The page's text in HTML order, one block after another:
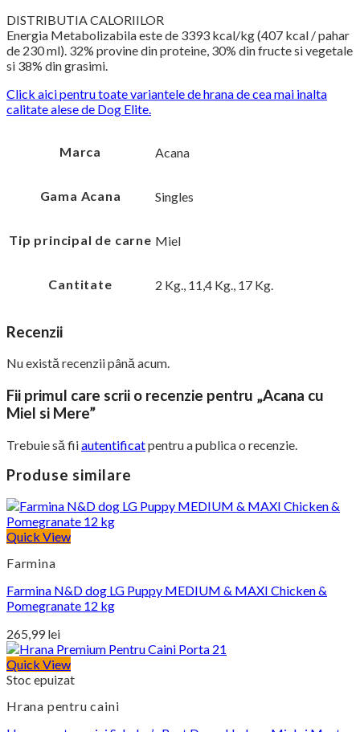
DISTRIBUTIA CALORIILOR
Energia Metabolizabila este de 3393 kcal/kg (407 kcal / pahar
de 230 ml). 32% provine din proteine, 30% din fructe si vegetale
si 38% din grasimi.
Click aici pentru toate variantele de hrana de cea mai inalta
calitate alese de Dog Elite.
Marca Acana
Gama Acana Singles
Tip principal de carne Miel
Cantitate 2 Kg., 11,4 Kg., 17 Kg.
Recenzii
Nu există recenzii până acum.
Fii primul care scrii o recenzie pentru „Acana cu
Miel si Mere”
Trebuie să fiiautentificatpentru a publica o recenzie.
Produse similare
Quick View
Farmina
Farmina N&D dog LG Puppy MEDIUM & MAXI Chicken &
Pomegranate 12 kg
265,99lei
Quick View
Stoc epuizat
Hrana pentru caini